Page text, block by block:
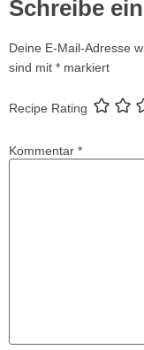
Schreibe
Deine E-Mail-Adresse
sind mit * markiert
Recipe Rating
Kommentar *